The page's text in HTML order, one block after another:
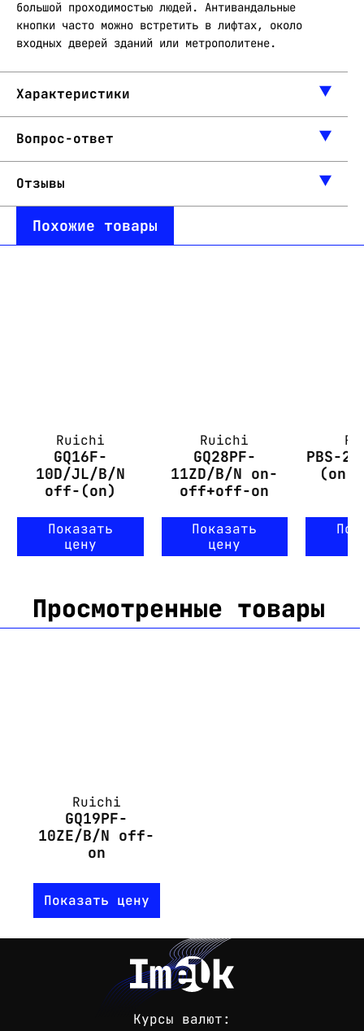
большой проходимостью людей. Антивандальные
кнопки часто можно встретить в лифтах, около
входных дверей зданий или метрополитене.
Характеристики
Вопрос-ответ
Отзывы
Похожие товары
Ruichi
GQ16F-
10D/JL/B/N
off-(on)
Показать
цену
Ruichi
GQ28PF-
11ZD/B/N on-
off+off-on
Показать
цену
PBS-
(on)
Просмотренные товары
Ruichi
GQ19PF-
10ZE/B/N off-
on
Показать цену
Курсы валют: